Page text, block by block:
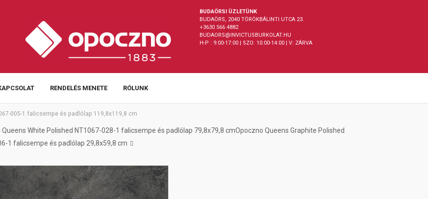
BUDAÖRSI ÜZLETÜNK
BUDAÖRS, 2040 TÖRÖKBÁLINTI UTCA 23.
+3630 566 4882
BUDAORS@INVICTUSBURKOLAT.HU
H-P : 9:00-17:00 | SZO: 10:00-14:00 | V: ZÁRVA
RENDELÉS MENETE RÓLUNK
005-1 falicsempe és padlólap 119,8x119,8 cm
Queens White Polished NT1067-028-1 falicsempe és padlólap 79,8x79,8 cmOpoczno Queens Graphite Polished
1 falicsempe és padlólap 29,8x59,8 cm